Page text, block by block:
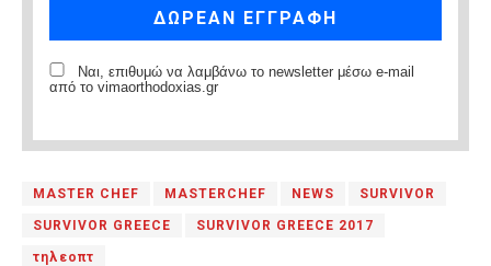
Ναι, επιθυμώ να λαμβάνω το newsletter μέσω e-mail
από το vimaorthodoxias.gr
MASTER CHEF MASTERCHEF NEWS SURVIVOR
SURVIVOR GREECE SURVIVOR GREECE 2017
τηλεοπτ